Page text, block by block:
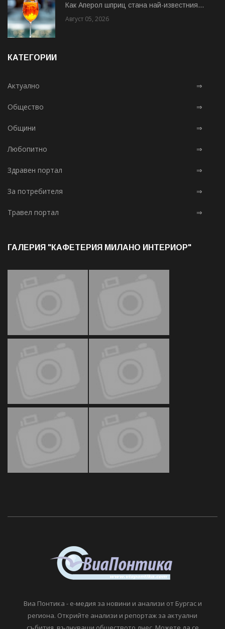
Как Аперол шприц стана най-известния...
Август 05, 2026
КАТЕГОРИИ
Актуално ⇒
Общество ⇒
Общини ⇒
Любопитно ⇒
Здравен портал ⇒
За потребителя ⇒
Травел портал ⇒
ГАЛЕРИЯ "КАФЕТЕРИЯ МИЛАНО ИНТЕРИОР"
Виа Понтика - е-медия за новини и анализи от Бургас и
региона. Открийте анализи и репортаж за актуални